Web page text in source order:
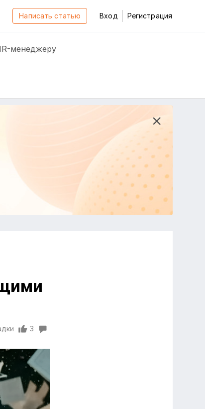
Написать статью Вход Регистрация
менеджеру
3